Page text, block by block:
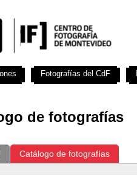
de fotografías
Catálogo de fotografías
Fotografías del CdF